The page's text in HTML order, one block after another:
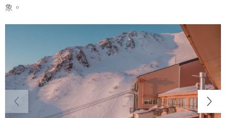
象。